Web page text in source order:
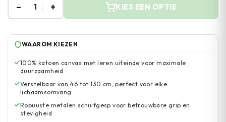
– 1 + KIES EEN OPTIE
WAAROM KIEZEN
100% katoen canvas met leren uiteinde voor maximale
duurzaamheid
Verstelbaar van 46 tot 130 cm, perfect voor elke
lichaamsomvang
Robuuste metalen schuifgesp voor betrouwbare grip en
stevigheid